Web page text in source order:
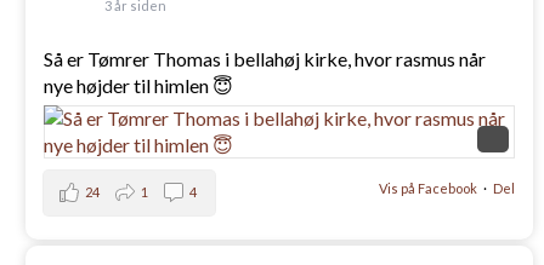
3 år siden
Så er Tømrer Thomas i bellahøj kirke, hvor rasmus når
nye højder til himlen 😇
Vis på Facebook · Del
24 1 4